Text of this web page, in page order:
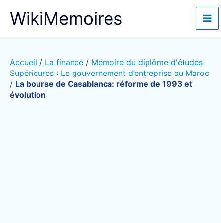
WikiMemoires
Accueil / La finance / Mémoire du diplôme d'études
Supérieures : Le gouvernement d’entreprise au Maroc
/ La bourse de Casablanca: réforme de 1993 et
évolution